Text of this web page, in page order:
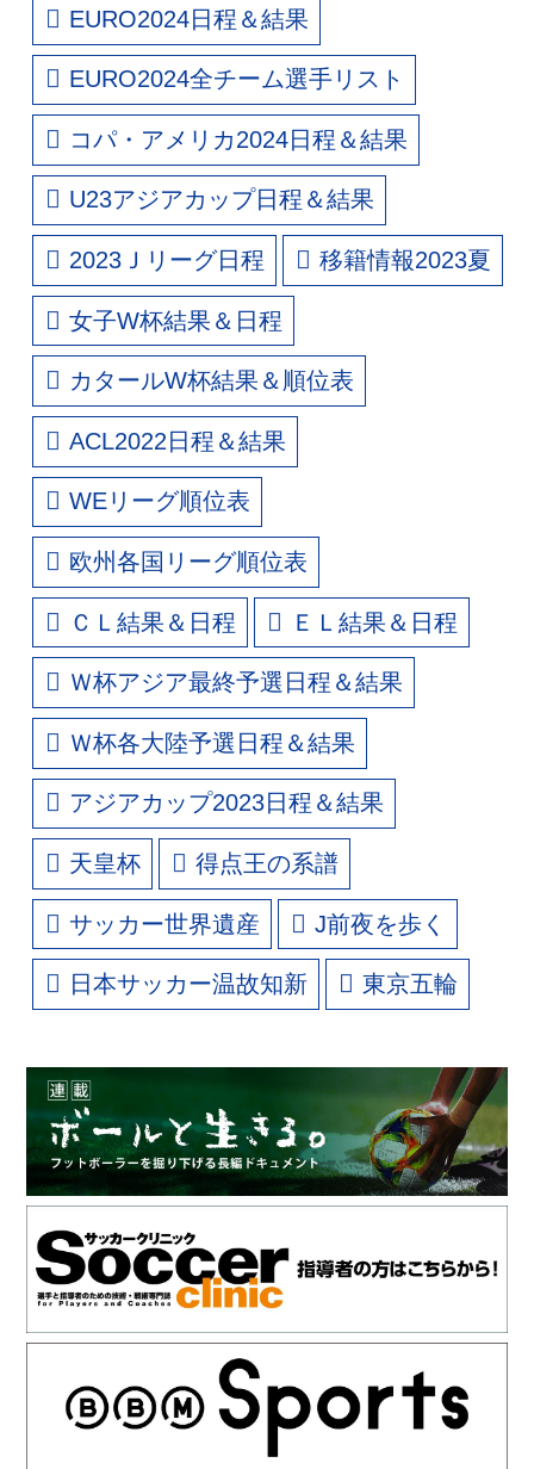
EURO2024日程＆結果
EURO2024全チーム選手リスト
コパ・アメリカ2024日程＆結果
U23アジアカップ日程＆結果
2023Ｊリーグ日程 移籍情報2023夏
女子W杯結果＆日程
カタールW杯結果＆順位表
ACL2022日程＆結果
WEリーグ順位表
欧州各国リーグ順位表
ＣＬ結果＆日程 ＥＬ結果＆日程
Ｗ杯アジア最終予選日程＆結果
Ｗ杯各大陸予選日程＆結果
アジアカップ2023日程＆結果
天皇杯 得点王の系譜
サッカー世界遺産 J前夜を歩く
日本サッカー温故知新 東京五輪